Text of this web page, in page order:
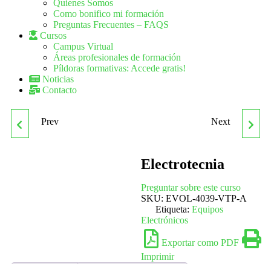
Quienes Somos
Como bonifico mi formación
Preguntas Frecuentes – FAQS
Cursos
Campus Virtual
Áreas profesionales de formación
Píldoras formativas: Accede gratis!
Noticias
Contacto
ELABORACIÓN DEL
Prev Next
Electrotecnia
Preguntar sobre este curso
SKU: EVOL-4039-VTP-A
Etiqueta: Equipos
Electrónicos
Exportar como PDF
Imprimir